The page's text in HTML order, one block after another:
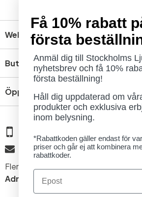
Webbshop
Butik
Öppettider
info@ljusbutik.se
Fler kontaktuppgifter »
Adress:
Kungsholmsgatan 6, 112 27
Få 10% rabatt
första
Anmäl dig till Stockholms
nyhetsbrev och få 10%
första beställning!
Håll dig uppdaterad om
produkter och exklusiva
inom belysning.
*Rabattkoden gäller endast för
priser och går ej att kombinera
rabattkoder.
Email